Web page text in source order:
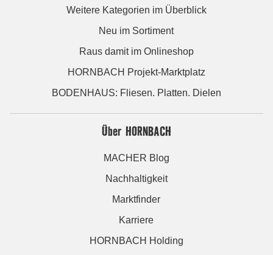
Weitere Kategorien im Überblick
Neu im Sortiment
Raus damit im Onlineshop
HORNBACH Projekt-Marktplatz
BODENHAUS: Fliesen. Platten. Dielen
Über HORNBACH
MACHER Blog
Nachhaltigkeit
Marktfinder
Karriere
HORNBACH Holding